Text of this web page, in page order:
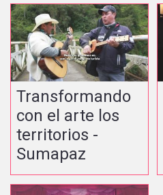
Transformando
con el arte los
territorios -
Sumapaz